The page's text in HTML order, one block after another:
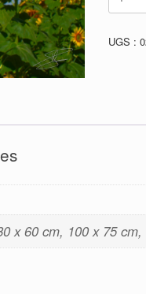
022
UGS :
x 60 cm, 100 x 75
Résilience
disponible
plateformes
mars 2026